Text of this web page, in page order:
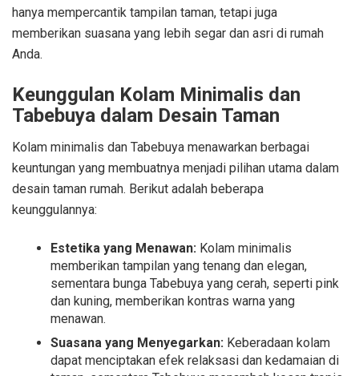
hanya mempercantik tampilan taman, tetapi juga
memberikan suasana yang lebih segar dan asri di rumah
Anda.
Keunggulan Kolam Minimalis dan
Tabebuya dalam Desain Taman
Kolam minimalis dan Tabebuya menawarkan berbagai
keuntungan yang membuatnya menjadi pilihan utama dalam
desain taman rumah. Berikut adalah beberapa
keunggulannya:
Estetika yang Menawan: Kolam minimalis
memberikan tampilan yang tenang dan elegan,
sementara bunga Tabebuya yang cerah, seperti pink
dan kuning, memberikan kontras warna yang
menawan.
Suasana yang Menyegarkan: Keberadaan kolam
dapat menciptakan efek relaksasi dan kedamaian di